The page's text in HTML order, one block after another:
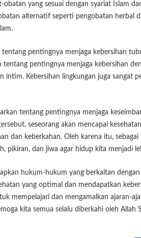
yang sesuai dengan syariat Islam
alternatif seperti pengobatan herbal
pentingnya menjaga kebersihan
pentingnya menjaga kebersihan
intim. Kebersihan lingkungan juga sangat
tentang pentingnya menjaga
seseorang akan mencapai
dan keberkahan. Oleh karena itu,
pikiran, dan jiwa agar hidup kita menjadi
hukum-hukum yang berkaitan
yang optimal dan mendapatkan
mempelajari dan mengamalkan ajaran-
kita semua selalu diberkahi oleh Allah